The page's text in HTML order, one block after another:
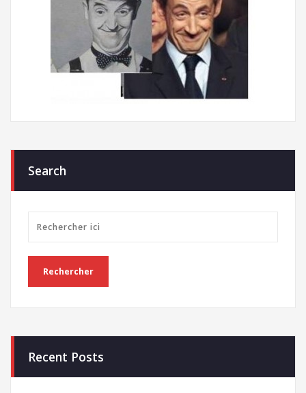
Search
Recent Posts